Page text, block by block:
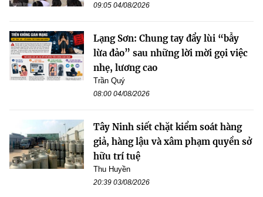
09:05 04/08/2026
Lạng Sơn: Chung tay đẩy lùi “bẫy
lừa đảo” sau những lời mời gọi việc
nhẹ, lương cao
Trần Quý
08:00 04/08/2026
Tây Ninh siết chặt kiểm soát hàng
giả, hàng lậu và xâm phạm quyền sở
hữu trí tuệ
Thu Huyền
20:39 03/08/2026